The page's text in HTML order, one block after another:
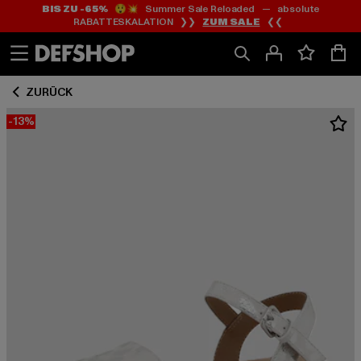
Zum
Inhalt
springen
Zum
Fußzeile
springen
BIS ZU -65%😲💥 Summer Sale Reloaded — absolute
RABATTESKALATION ❯❯ ZUM SALE ❮❮
ZURÜCK
-13%